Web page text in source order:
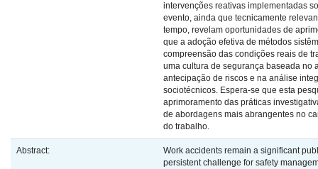
intervenções reativas implementadas
evento, ainda que tecnicamente
tempo, revelam oportunidades de
que a adoção efetiva de métodos
compreensão das condições reais de
uma cultura de segurança baseada no
antecipação de riscos e na análise
sociotécnicos. Espera-se que esta
aprimoramento das práticas
de abordagens mais abrangentes no
do trabalho.
Abstract:
Work accidents remain a significant
persistent challenge for safety